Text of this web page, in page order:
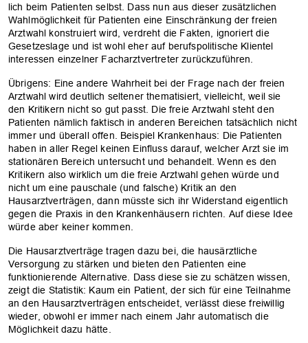
lich beim Patienten selbst. Dass nun aus dieser zusätzlichen
Wahlmöglichkeit für Patienten eine Einschränkung der freien
Arztwahl konstruiert wird, verdreht die Fakten, ignoriert die
Gesetzeslage und ist wohl eher auf berufspolitische Klientel
interessen einzelner Facharztvertreter zurückzuführen.
Übrigens: Eine andere Wahrheit bei der Frage nach der freien
Arztwahl wird deutlich seltener thematisiert, vielleicht, weil sie
den Kritikern nicht so gut passt. Die freie Arztwahl steht den
Patienten nämlich faktisch in anderen Bereichen tatsächlich nicht
immer und überall offen. Beispiel Krankenhaus: Die Patienten
haben in aller Regel keinen Einfluss darauf, welcher Arzt sie im
stationären Bereich untersucht und behandelt. Wenn es den
Kritikern also wirklich um die freie Arztwahl gehen würde und
nicht um eine pauschale (und falsche) Kritik an den
Hausarztverträgen, dann müsste sich ihr Widerstand eigentlich
gegen die Praxis in den Krankenhäusern richten. Auf diese Idee
würde aber keiner kommen.
Die Hausarztverträge tragen dazu bei, die hausärztliche
Versorgung zu stärken und bieten den Patienten eine
funktionierende Alternative. Dass diese sie zu schätzen wissen,
zeigt die Statistik: Kaum ein Patient, der sich für eine Teilnahme
an den Hausarztverträgen entscheidet, verlässt diese freiwillig
wieder, obwohl er immer nach einem Jahr automatisch die
Möglichkeit dazu hätte.